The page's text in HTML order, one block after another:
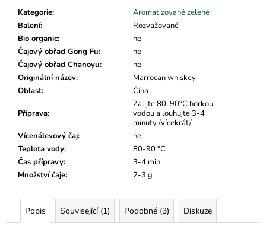
Kategorie:
Aromatizované zelené
Balení:
Rozvažované
Bio organic:
ne
Čajový obřad Gong Fu:
ne
Čajový obřad Chanoyu:
ne
Originální název:
Marrocan whiskey
Oblast: Čína
Příprava:
Zalijte 80-90°C horkou
vodou a louhujte 3-4
minuty /vícekrát/.
Vícenálevový čaj:
ne
Teplota vody:
80-90 °C
Čas přípravy:
3-4 min.
Množství čaje: 2-3 g
Popis Související (1) Podobné (3) Diskuze
m